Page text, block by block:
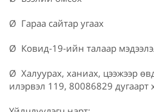
Ø Гараа сайтар угаах
Ø Ковид-19-ийн талаар
Ø Халуурах, ханиах, цээжээр
илэрвэл 119, 80086829 дугаарт